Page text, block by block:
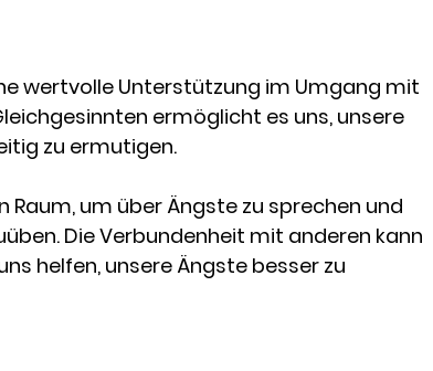
wertvolle Unterstützung im Umgang mit
ermöglicht es uns, unsere
zu ermutigen.
um über Ängste zu sprechen und
Die Verbundenheit mit anderen kann
helfen, unsere Ängste besser zu